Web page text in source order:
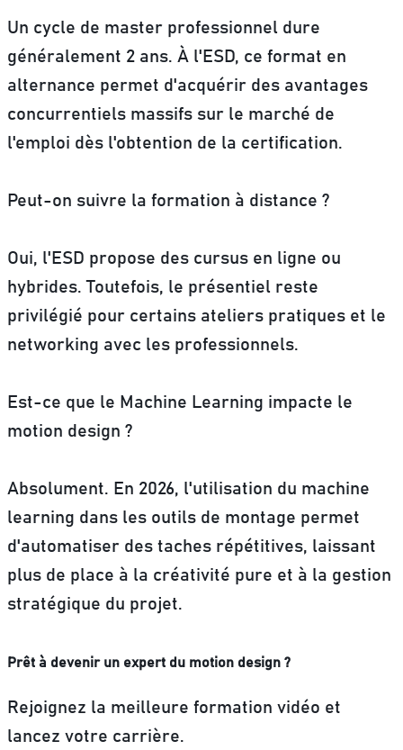
Un cycle de master professionnel dure
généralement 2 ans. À l'ESD, ce format en
alternance permet d'acquérir des avantages
concurrentiels massifs sur le marché de
l'emploi dès l'obtention de la certification.
Peut-on suivre la formation à distance ?
Oui, l'ESD propose des cursus en ligne ou
hybrides. Toutefois, le présentiel reste
privilégié pour certains ateliers pratiques et le
networking avec les professionnels.
Est-ce que le Machine Learning impacte le
motion design ?
Absolument. En 2026, l'utilisation du machine
learning dans les outils de montage permet
d'automatiser des taches répétitives, laissant
plus de place à la créativité pure et à la gestion
stratégique du projet.
Prêt à devenir un expert du motion design ?
Rejoignez la meilleure formation vidéo et
lancez votre carrière.